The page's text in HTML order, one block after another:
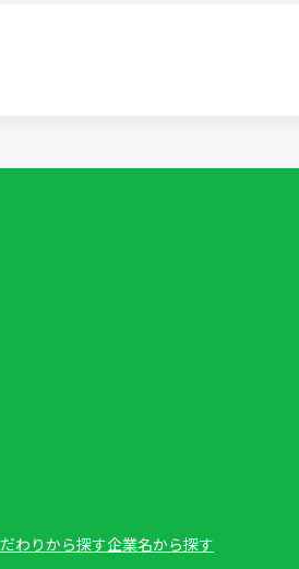
わりから探す企業名から探す